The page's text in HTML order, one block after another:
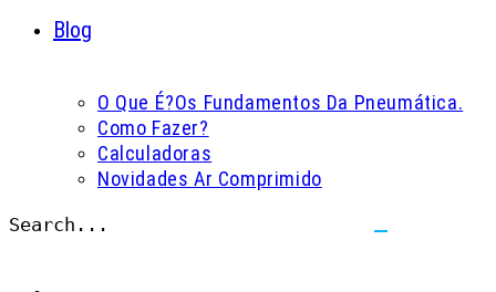
Blog
O Que É?Os Fundamentos Da Pneumática.
Como Fazer?
Calculadoras
Novidades Ar Comprimido
Search...